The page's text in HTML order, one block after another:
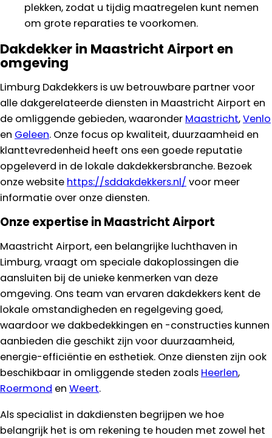
plekken, zodat u tijdig maatregelen kunt nemen
om grote reparaties te voorkomen.
Dakdekker in Maastricht Airport en
omgeving
Limburg Dakdekkers is uw betrouwbare partner voor
alle dakgerelateerde diensten in Maastricht Airport en
de omliggende gebieden, waaronder Maastricht,Venlo
en Geleen. Onze focus op kwaliteit, duurzaamheid en
klanttevredenheid heeft ons een goede reputatie
opgeleverd in de lokale dakdekkersbranche. Bezoek
onze website https://sddakdekkers.nl/ voor meer
informatie over onze diensten.
Onze expertise in Maastricht Airport
Maastricht Airport, een belangrijke luchthaven in
Limburg, vraagt om speciale dakoplossingen die
aansluiten bij de unieke kenmerken van deze
omgeving. Ons team van ervaren dakdekkers kent de
lokale omstandigheden en regelgeving goed,
waardoor we dakbedekkingen en -constructies kunnen
aanbieden die geschikt zijn voor duurzaamheid,
energie-efficiëntie en esthetiek. Onze diensten zijn ook
beschikbaar in omliggende steden zoals Heerlen,
Roermond en Weert.
Als specialist in dakdiensten begrijpen we hoe
belangrijk het is om rekening te houden met zowel het